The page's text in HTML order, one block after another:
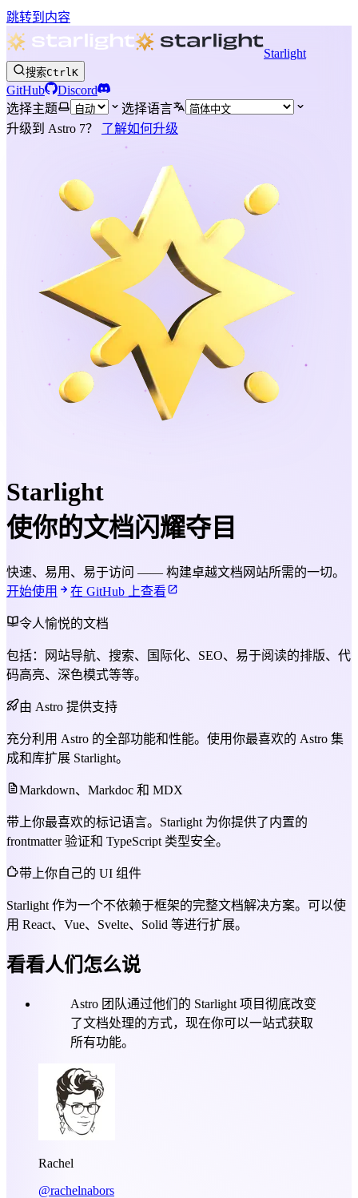
跳转到内容
Starlight
搜索CtrlK
GitHub
Discord
选择主题
选择语言
升级到 Astro 7？ 了解如何升级
Starlight
使你的文档闪耀夺目
快速、易用、易于访问 —— 构建卓越文档网站所需的一切。
开始使用
在 GitHub 上查看
令人愉悦的文档
包括：网站导航、搜索、国际化、SEO、易于阅读的排版、代
码高亮、深色模式等等。
由 Astro 提供支持
充分利用 Astro 的全部功能和性能。使用你最喜欢的 Astro 集
成和库扩展 Starlight。
Markdown、Markdoc 和 MDX
带上你最喜欢的标记语言。Starlight 为你提供了内置的
frontmatter 验证和 TypeScript 类型安全。
带上你自己的 UI 组件
Starlight 作为一个不依赖于框架的完整文档解决方案。可以使
用 React、Vue、Svelte、Solid 等进行扩展。
看看人们怎么说
Astro 团队通过他们的 Starlight 项目彻底改变
了文档处理的方式，现在你可以一站式获取
所有功能。
Rachel
@rachelnabors